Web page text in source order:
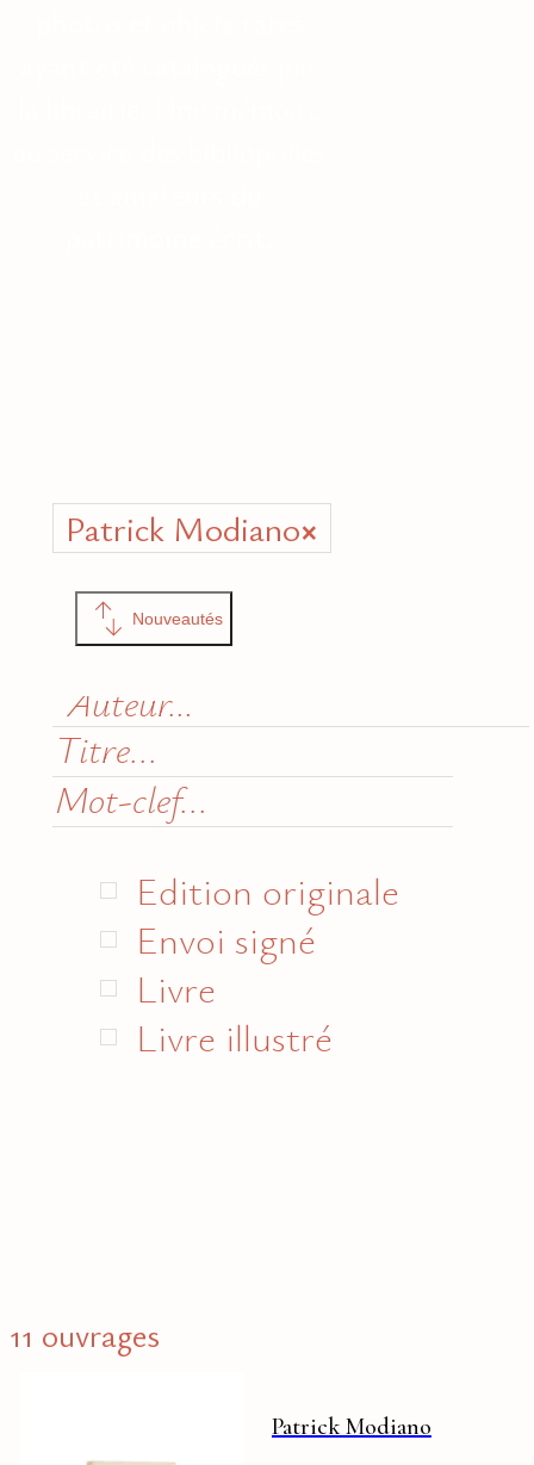
Patrick Modiano×
Nouveautés
Edition originale
Envoi signé
Livre
Livre illustré
11 ouvrages
Patrick Modiano